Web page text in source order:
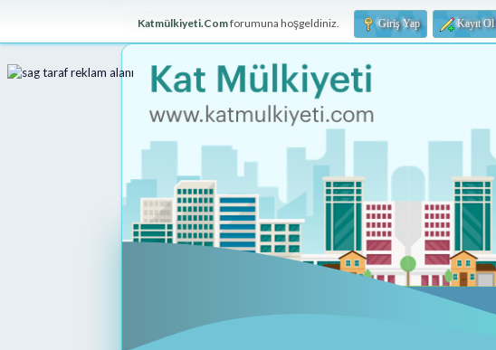
Katmülkiyeti.Comforumuna hoşgeldiniz. Giriş Yap Kayıt Ol